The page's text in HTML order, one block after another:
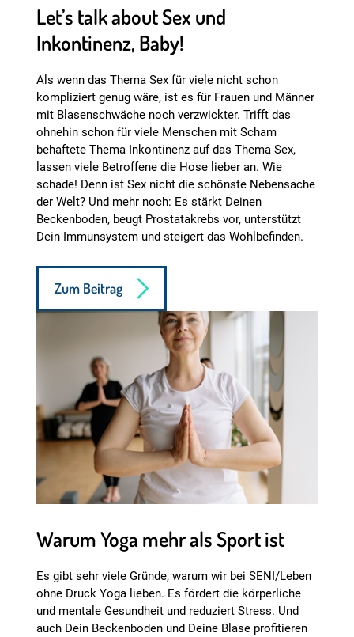
Let’s talk about Sex und
Inkontinenz, Baby!
Als wenn das Thema Sex für viele nicht schon
kompliziert genug wäre, ist es für Frauen und Männer
mit Blasenschwäche noch verzwickter. Trifft das
ohnehin schon für viele Menschen mit Scham
behaftete Thema Inkontinenz auf das Thema Sex,
lassen viele Betroffene die Hose lieber an. Wie
schade! Denn ist Sex nicht die schönste Nebensache
der Welt? Und mehr noch: Es stärkt Deinen
Beckenboden, beugt Prostatakrebs vor, unterstützt
Dein Immunsystem und steigert das Wohlbefinden.
Zum Beitrag
Warum Yoga mehr als Sport ist
Es gibt sehr viele Gründe, warum wir bei SENI/Leben
ohne Druck Yoga lieben. Es fördert die körperliche
und mentale Gesundheit und reduziert Stress. Und
auch Dein Beckenboden und Deine Blase profitieren